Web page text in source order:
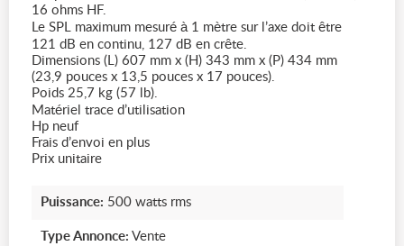
16 ohms HF.
Le SPL maximum mesuré à 1 mètre sur l’axe doit être
121 dB en continu, 127 dB en crête.
Dimensions (L) 607 mm x (H) 343 mm x (P) 434 mm
(23,9 pouces x 13,5 pouces x 17 pouces).
Poids 25,7 kg (57 lb).
Matériel trace d’utilisation
Hp neuf
Frais d’envoi en plus
Prix unitaire
Puissance: 500 watts rms
Type Annonce: Vente